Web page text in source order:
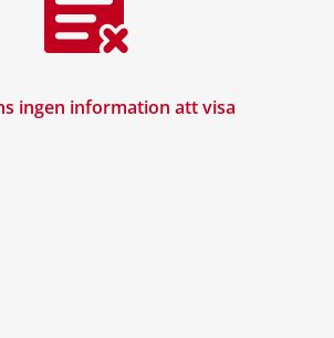
ingen information att visa